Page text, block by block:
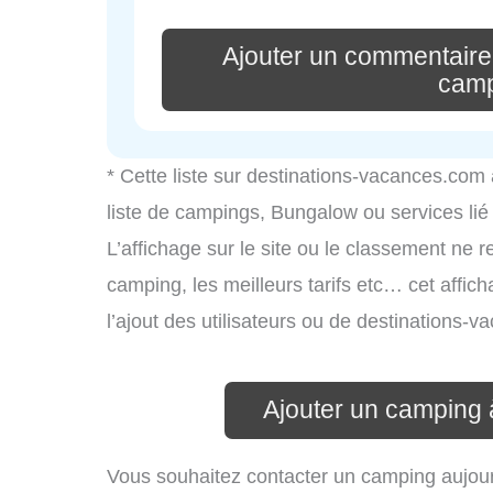
Ajouter un
* Cette liste sur destinations-
liste de campings, Bungalow ou services
L’affichage sur le site ou le classement ne
camping, les meilleurs tarifs etc… cet
l’ajout des utilisateurs ou de destinations-
Ajouter un
Vous souhaitez contacter un camping